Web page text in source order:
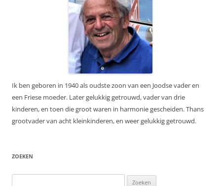
Ik ben geboren in 1940 als oudste zoon van een Joodse vader en
een Friese moeder. Later gelukkig getrouwd, vader van drie
kinderen, en toen die groot waren in harmonie gescheiden. Thans
grootvader van acht kleinkinderen, en weer gelukkig getrouwd.
ZOEKEN